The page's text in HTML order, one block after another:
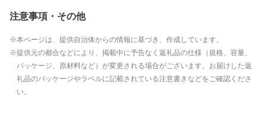
注意事項・その他
本ページは、提供自治体からの情報に基づき、作成しています。
提供元の都合などにより、掲載中に予告なく返礼品の仕様（規格、容量、
パッケージ、原材料など）が変更される場合がございます。お届けした返
礼品のパッケージやラベルに記載されている注意書きなどをご確認くださ
い。